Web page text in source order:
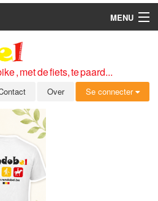
MENU
, met de fiets, te paard...
Over Se connecter